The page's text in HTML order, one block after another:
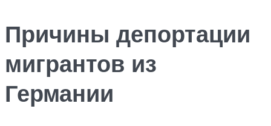
Причины депортации
мигрантов из
Германии